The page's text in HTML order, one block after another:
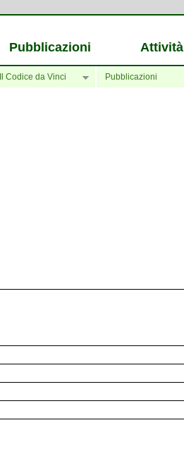
Pubblicazioni Attività
Il Codice da Vinci Pubblicazioni